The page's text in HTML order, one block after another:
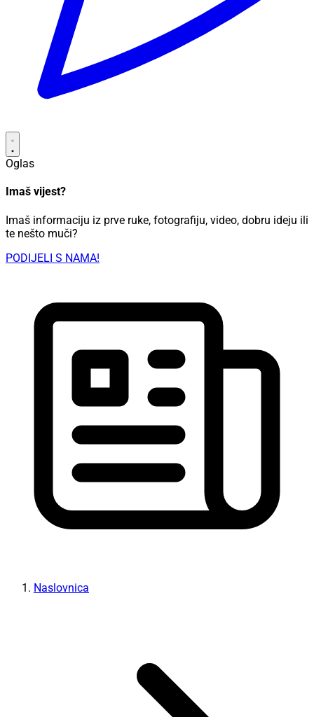
Oglas
Imaš vijest?
Imaš informaciju iz prve ruke, fotografiju, video, dobru ideju ili
te nešto muči?
PODIJELI S NAMA!
Naslovnica